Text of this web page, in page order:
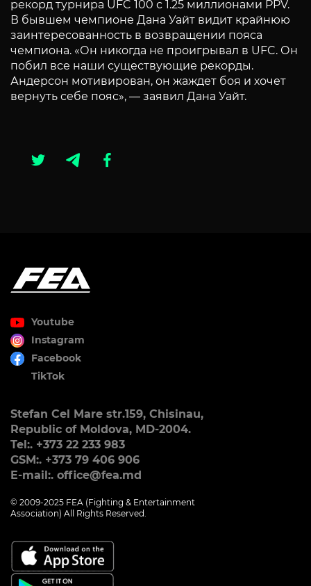
рекорд турнира UFC 100 с 1.25 миллионами PPV.
В бывшем чемпионе Дана Уайт видит крайнюю
заинтересованность в возвращении пояса
чемпиона. «Он никогда не проигрывал в UFC. Он
побил все наши существующие рекорды.
Андерсон мотивирован, он жаждет боя и хочет
вернуть себе пояс», — заявил Дана Уайт.
Youtube
Instagram
Facebook
TikTok
Stefan Cel Mare str.159, Chisinau,
Republic of Moldova, MD-2004.
Tel:. +373 22 233 983
GSM:. +373 79 406 906
E-mail:. office@fea.md
© 2009-2025 FEA (Fighting & Entertainment
Association) All Rights Reserved.